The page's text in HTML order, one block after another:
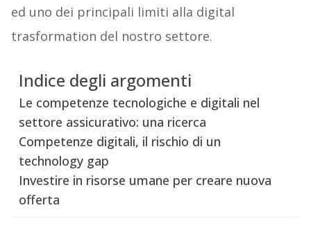
ed uno dei principali limiti alla digital
trasformation del nostro settore.
Indice degli argomenti
Le competenze tecnologiche e digitali nel
settore assicurativo: una ricerca
Competenze digitali, il rischio di un
technology gap
Investire in risorse umane per creare nuova
offerta